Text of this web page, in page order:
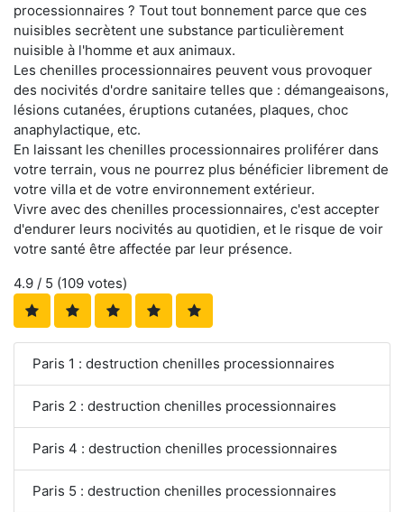
processionnaires ? Tout tout bonnement parce que ces
nuisibles secrètent une substance particulièrement
nuisible à l'homme et aux animaux.
Les chenilles processionnaires peuvent vous provoquer
des nocivités d'ordre sanitaire telles que : démangeaisons,
lésions cutanées, éruptions cutanées, plaques, choc
anaphylactique, etc.
En laissant les chenilles processionnaires proliférer dans
votre terrain, vous ne pourrez plus bénéficier librement de
votre villa et de votre environnement extérieur.
Vivre avec des chenilles processionnaires, c'est accepter
d'endurer leurs nocivités au quotidien, et le risque de voir
votre santé être affectée par leur présence.
4.9 / 5 (109 votes)
Paris 1 : destruction chenilles processionnaires
Paris 2 : destruction chenilles processionnaires
Paris 4 : destruction chenilles processionnaires
Paris 5 : destruction chenilles processionnaires